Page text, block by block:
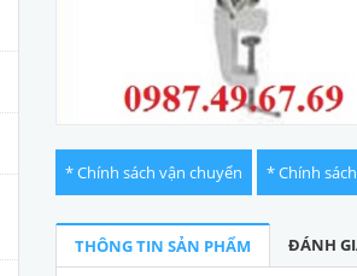
* Chính sách vận chuyển * Chính
THÔNG TIN SẢN PHẨM ĐÁNH